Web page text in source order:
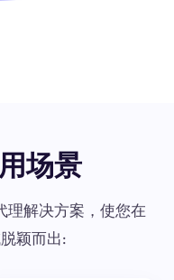
场景
理解决方案，使您在
颖而出: